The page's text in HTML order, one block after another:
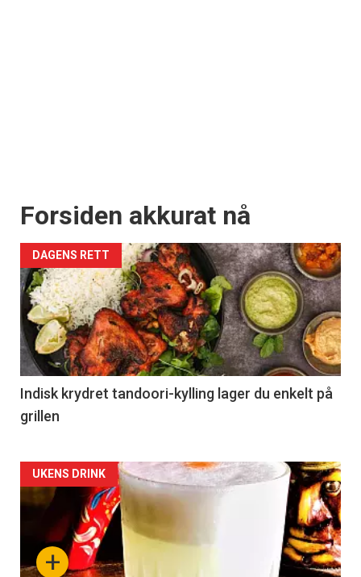
Forsiden akkurat nå
DAGENS RETT
Indisk krydret tandoori-kylling lager du enkelt på
grillen
Forsiden
akkurat
nå+
UKENS DRINK